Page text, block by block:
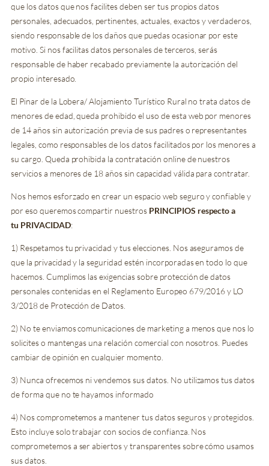
que los datos que nos facilites deben ser tus propios datos
personales, adecuados, pertinentes, actuales, exactos y verdaderos,
siendo responsable de los daños que puedas ocasionar por este
motivo. Si nos facilitas datos personales de terceros, serás
responsable de haber recabado previamente la autorización del
propio interesado.
El Pinar de la Lobera/ Alojamiento Turístico Rural no trata datos de
menores de edad, queda prohibido el uso de esta web por menores
de 14 años sin autorización previa de sus padres o representantes
legales, como responsables de los datos facilitados por los menores a
su cargo. Queda prohibida la contratación online de nuestros
servicios a menores de 18 años sin capacidad válida para contratar.
Nos hemos esforzado en crear un espacio web seguro y confiable y
por eso queremos compartir nuestros PRINCIPIOS respecto a
tu PRIVACIDAD:
1) Respetamos tu privacidad y tus elecciones. Nos aseguramos de
que la privacidad y la seguridad estén incorporadas en todo lo que
hacemos. Cumplimos las exigencias sobre protección de datos
personales contenidas en el Reglamento Europeo 679/2016 y LO
3/2018 de Protección de Datos.
2) No te enviamos comunicaciones de marketing a menos que nos lo
solicites o mantengas una relación comercial con nosotros. Puedes
cambiar de opinión en cualquier momento.
3) Nunca ofrecemos ni vendemos sus datos. No utilizamos tus datos
de forma que no te hayamos informado
4) Nos comprometemos a mantener tus datos seguros y protegidos.
Esto incluye solo trabajar con socios de confianza. Nos
comprometemos a ser abiertos y transparentes sobre cómo usamos
sus datos.